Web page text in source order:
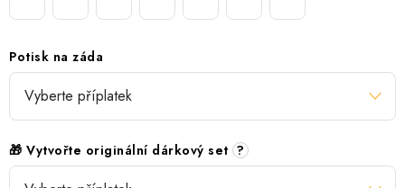
Potisk na záda
🎁 Vytvořte originální dárkový set ?